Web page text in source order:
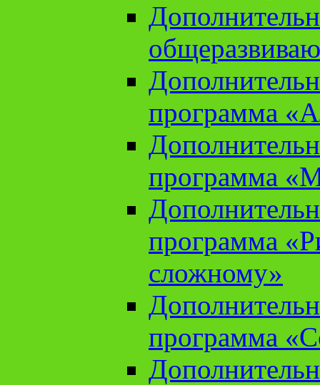
программа
программа
программа
сложному»
программа